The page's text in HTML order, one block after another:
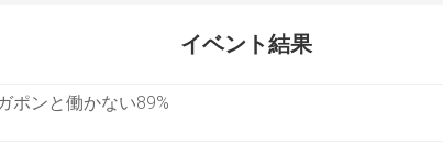
イベント結果
ポンと働かない89%